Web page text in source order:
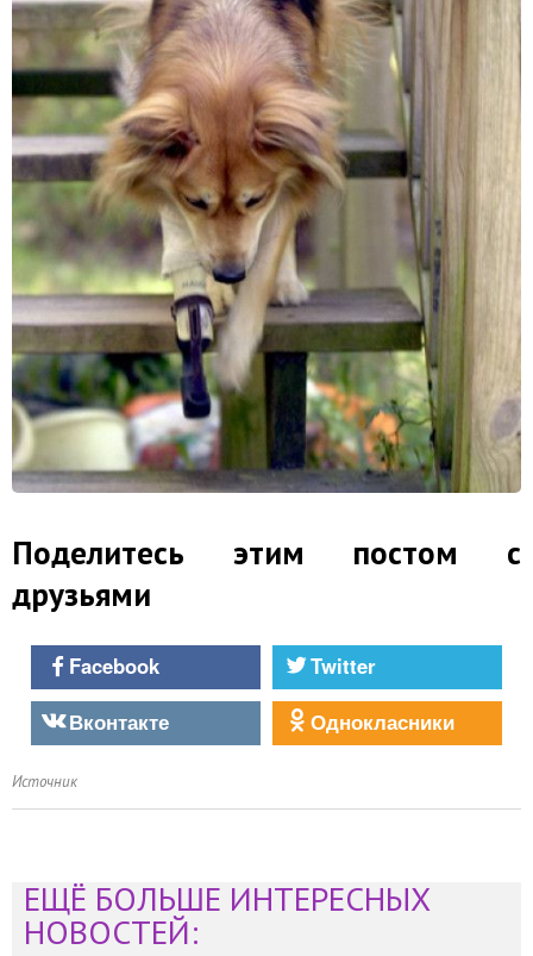
Поделитесь этим постом с
друзьями
Facebook
Twitter
Вконтакте
Однокласники
Источник
ЕЩЁ БОЛЬШЕ ИНТЕРЕСНЫХ
НОВОСТЕЙ: